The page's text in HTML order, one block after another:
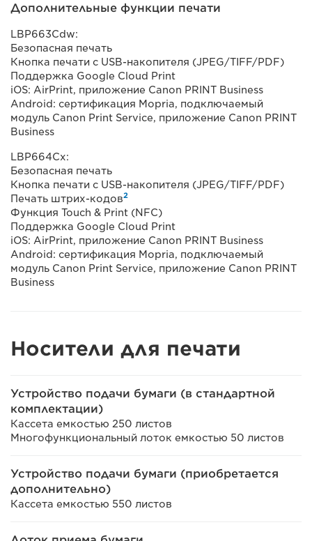
Дополнительные функции печати
LBP663Cdw:
Безопасная печать
Кнопка печати с USB-накопителя (JPEG/TIFF/PDF)
Поддержка Google Cloud Print
iOS: AirPrint, приложение Canon PRINT Business
Android: сертификация Mopria, подключаемый
модуль Canon Print Service, приложение Canon PRINT
Business
LBP664Cx:
Безопасная печать
Кнопка печати с USB-накопителя (JPEG/TIFF/PDF)
Печать штрих-кодов2
Функция Touch & Print (NFC)
Поддержка Google Cloud Print
iOS: AirPrint, приложение Canon PRINT Business
Android: сертификация Mopria, подключаемый
модуль Canon Print Service, приложение Canon PRINT
Business
Носители для печати
Устройство подачи бумаги (в стандартной
комплектации)
Кассета емкостью 250 листов
Многофункциональный лоток емкостью 50 листов
Устройство подачи бумаги (приобретается
дополнительно)
Кассета емкостью 550 листов